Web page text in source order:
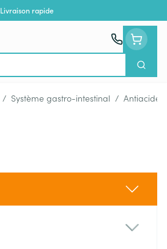
Livraison rapide
/ Système gastro-intestinal / Antiacides